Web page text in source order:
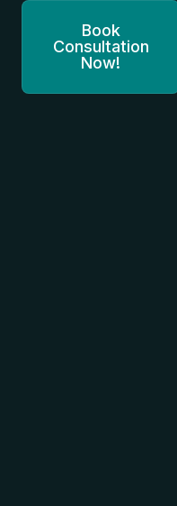
Book
Consultation
Now!